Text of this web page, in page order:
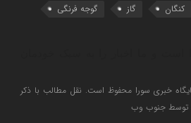
کنگان گاز گوجه فرنگی
خبری سورا محفوظ است. نقل مطالب با ذکر
توسط جنوب وب